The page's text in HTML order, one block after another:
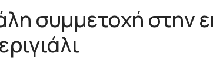
συμμετοχή στην